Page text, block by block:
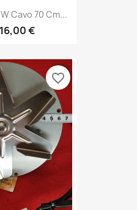
Cavo 70 Cm...
16,00 €
favorite_border